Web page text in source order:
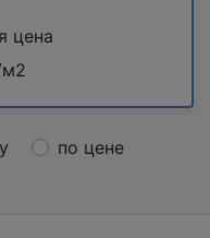
цена
по цене